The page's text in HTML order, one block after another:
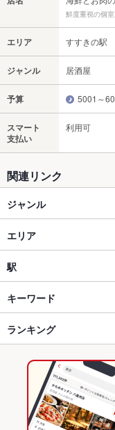
鮮度重視の個
エリア すすきの駅
ジャンル 居酒屋
予算 5001～
スマート
支払い
利用可
関連リンク
ジャンル
居酒屋
海鮮
すすきの × 居酒屋
すすきの × 海鮮
すすきの駅 × 居酒屋
すすきの駅 × 海鮮
創作料理
エリア
すすきの駅
すすきの駅 × 居酒屋
すすきの駅 × 海鮮
すすきの駅 × 創作料理
すすきの駅 × 和風
北海道
駅
資生館小学校前駅
すすきの駅
キーワード
からあげ
天ぷら
デザート アヒージョ
ランキング
北海道のグルメランキ
北海道の居酒屋ランキン
北海道の海鮮ランキング